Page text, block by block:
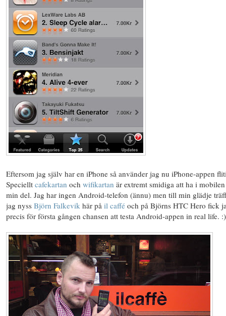
Eftersom jag själv har en iPhone så använder jag nu iPhone-appen
Speciellt cafekartan och wifikartan är extremt smidiga att ha i
min del. Jag har ingen Android-telefon (ännu) men till min glädje
jag nyss Björn Falkevik här på il caffé och på Björns HTC Hero fick
precis för första gången chansen att testa Android-appen in real life. :)